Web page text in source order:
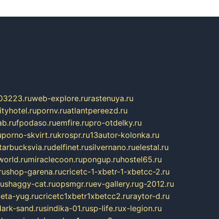
web-explore.rurastenuya.ru
pornv.ruatlantpereezd.ru
fpodaso.ruemfire.rupro-otdelky.ru
porno-skvirt.rukrospr.ru13autor-kolonka.ru
delfinet.rusilvernano.ruelestal.ru
miraclecoon.rupongup.ruhostel65.ru
shop-garena.rucricetc-1-xbetr-1-xbetcc-2.ru
shaggy-cat.ruopsmgr.ruev-gallery.rug-2012.ru
yug.rucricetc1xbetr1xbetcc2.ruraytor-d.ru
sand.rusindika-01.rusp-life.rux-legion.ru